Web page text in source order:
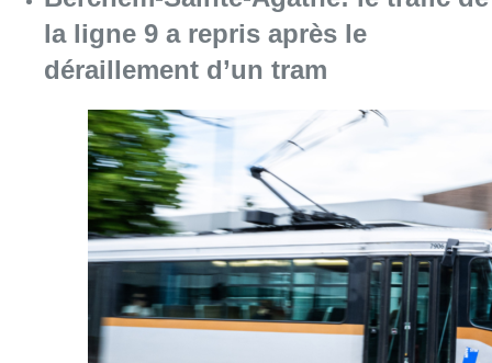
la ligne 9 a repris après le
déraillement d’un tram